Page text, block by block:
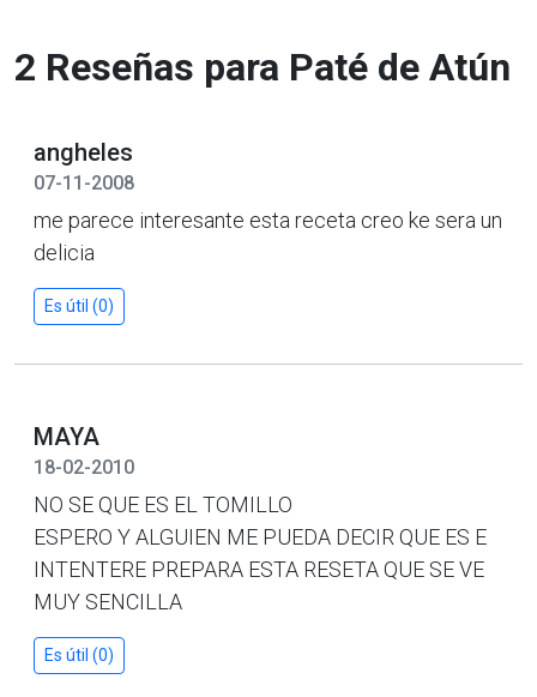
2 Reseñas para Paté de Atún
angheles
07-11-2008
me parece interesante esta receta creo ke sera un
delicia
Es útil (0)
MAYA
18-02-2010
NO SE QUE ES EL TOMILLO
ESPERO Y ALGUIEN ME PUEDA DECIR QUE ES E
INTENTERE PREPARA ESTA RESETA QUE SE VE
MUY SENCILLA
Es útil (0)